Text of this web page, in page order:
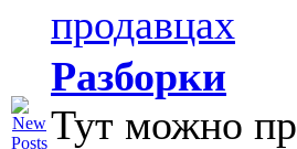
продавцах
Разборки
Тут можно